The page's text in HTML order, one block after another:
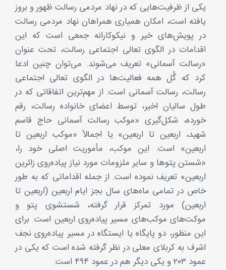
یکی از ظرفیت‎‌هایی که در نهاد مردمی رسالت ظهور و بروز
یافته است، امکان همیاری همراهان نهاد مردمی رسالت
در پویش‌های خیر و نیکوکارانه جمعی است که این
اقدامات در الگوی تعالی اجتماعی رسالت، تحت عنوان
«رسالت آسمانی» تعریف می‌شوند. می‎‌توان چنین ادعا
کرد که گُل همه فعالیت‌ها در الگوی تعالی اجتماعی
رسالت، رسالت آسمانی است. از مهم‌ترین اتفاقاتی که در
طول سالیان اخیر، توسط اعضای خانواده رسالت، رقم
خورده، شکل‎‌گیری «موکب رسالت آسمانی حاج قاسم
شهید، اربعین تا اربعین» یا اجمالاً «موکب اربعین تا
اربعین» است. این موکب، مأموریت اصلی خود را،
«شستن پتوها و سایر ملزومات مورد نیاز پیاده‌روی زائرین
اربعین» تعریف نموده است. از جمله اقداماتی که به طور
خاص در تمامی ماه‌های سال بجز ایام اربعین (اربعین تا
اربعین) مورد تمرکز قرار گرفته، شستشوی پتو و
موکت‌های موکب‎‌های مسیر پیاده‌روی اربعین است. برای
این منظور، دو پایگاه یا ایستگاه در مسیر پیاده‌روی نجف
اشرف به کربلای معلی در نظر گرفته شده است که یکی در
عمود ۲۰۳ و یکی دیگر هم در عمود ۴۹۴ است.